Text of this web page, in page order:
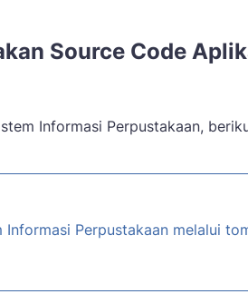
Source Code
Informasi Perpustakaan,
Perpustakaan melalui